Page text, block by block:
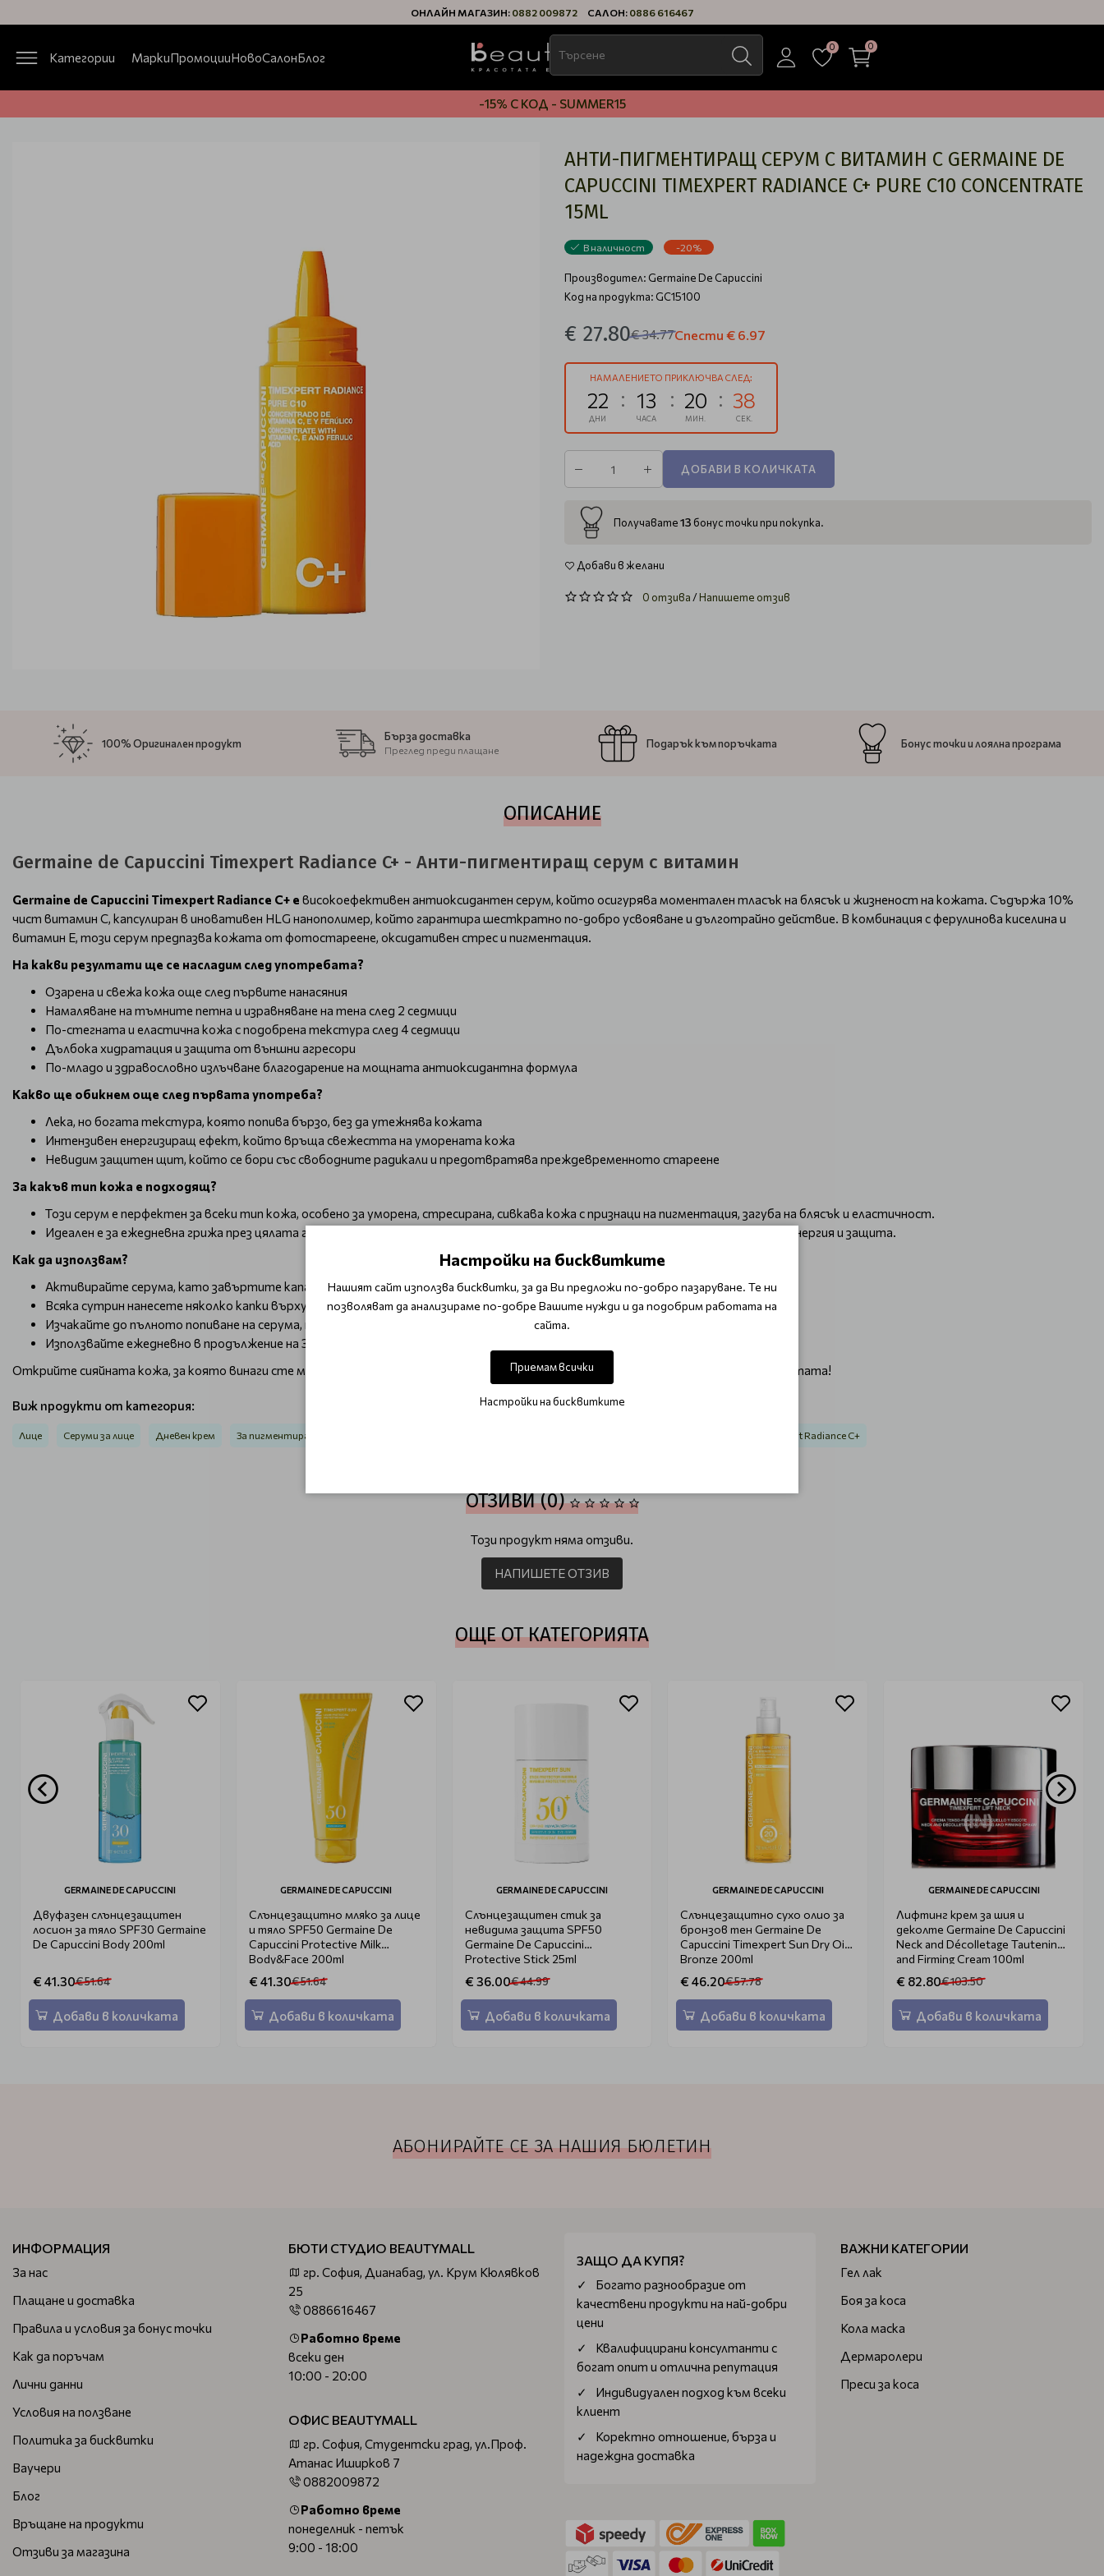
ОНЛАЙН МАГАЗИН: 0882 009872 САЛОН: 0886 616467
Категории МаркиПромоцииНовоСалонБлог
0 0
-15% С КОД - SUMMER15
АНТИ-ПИГМЕНТИРАЩ СЕРУМ С ВИТАМИН С GERMAINE DE
CAPUCCINI TIMEXPERT RADIANCE C+ PURE C10 CONCENTRATE
15ML
В наличност -20%
Производител: Germaine De Capuccini
Код на продукта: GC15100
€ 27.80€ 34.77Спести € 6.97
НАМАЛЕНИЕТО ПРИКЛЮЧВА СЛЕД:
22
ДНИ
13
ЧАСА
20
МИН.
37
СЕК.
ДОБАВИ В КОЛИЧКАТА
Получавате13 бонус точки при покупка.
Добави в желани
0 отзива/Напишете отзив
100% Оригинален продукт
Бърза доставка
Преглед преди плащане
Подарък към поръчката Бонус точки и лоялна програма
ОПИСАНИЕ
Germaine de Capuccini Timexpert Radiance C+ - Анти-пигментиращ серум с витамин
Germaine de Capuccini Timexpert Radiance C+ е високоефективен антиоксидантен серум, който осигурява моментален тласък на блясък и жизненост на кожата. Съдържа 10%
чист витамин С, капсулиран в иновативен HLG нанополимер, който гарантира шесткратно по-добро усвояване и дълготрайно действие. В комбинация с ферулинова киселина и
витамин Е, този серум предпазва кожата от фотостареене, оксидативен стрес и пигментация.
На какви резултати ще се насладим след употребата?
Озарена и свежа кожа още след първите нанасяния
Намаляване на тъмните петна и изравняване на тена след 2 седмици
По-стегната и еластична кожа с подобрена текстура след 4 седмици
Дълбока хидратация и защита от външни агресори
По-младо и здравословно излъчване благодарение на мощната антиоксидантна формула
Какво ще обикнем още след първата употреба?
Лека, но богата текстура, която попива бързо, без да утежнява кожата
Интензивен енергизиращ ефект, който връща свежестта на уморената кожа
Невидим защитен щит, който се бори със свободните радикали и предотвратява преждевременното стареене
За какъв тип кожа е подходящ?
Този серум е перфектен за всеки тип кожа, особено за уморена, стресирана, сивкава кожа с признаци на пигментация, загуба на блясък и еластичност.
Идеален е за ежедневна грижа през цялата година, както и при сезонни промени, когато кожата се нуждае от допълнителна енергия и защита.
Как да използвам?
Активирайте серума, като завъртите капачката, натиснете, за да освободите целия витамин С, и разклатете добре.
Всяка сутрин нанесете няколко капки върху почистено лице, шия и деколте.
Изчакайте до пълното попиване на серума, преди да продължите с обичайната си грижа.
Използвайте ежедневно в продължение на 30 дни за максимални резултати.
Открийте сияйната кожа, за която винаги сте мечтали, с Germaine de Capuccini Timexpert Radiance C+ – науката в служба на красотата!
Виж продукти от категория:
Лице Серуми за лице Дневен крем За пигментирана кожа Анти-пигментиращa грижа с витамин C Germaine de Capuccini Timexpert Radiance C+
ОТЗИВИ (0)
Този продукт няма отзиви.
НАПИШЕТЕ ОТЗИВ
ОЩЕ ОТ КАТЕГОРИЯТА
GERMAINE DE CAPUCCINI
Двуфазен слънцезащитен
лосион за тяло SPF30 Germaine
De Capuccini Body 200ml
€ 41.30€ 51.64
Добави в количката
GERMAINE DE CAPUCCINI
Слънцезащитно мляко за лице
и тяло SPF50 Germaine De
Capuccini Protective Milk
Body&Face 200ml
€ 41.30€ 51.64
Добави в количката
GERMAINE DE CAPUCCINI
Слънцезащитен стик за
невидима защита SPF50
Germaine De Capuccini
Protective Stick 25ml
€ 36.00€ 44.99
Добави в количката
GERMAINE DE CAPUCCINI
Слънцезащитно сухо олио за
бронзов тен Germaine De
Capuccini Timexpert Sun Dry Oil
Bronze 200ml
€ 46.20€ 57.78
Добави в количката
GERMAINE DE CAPUCCINI
Лифтинг крем за шия и
деколте Germaine De Capuccini
Neck and Décolletage Tautening
and Firming Cream 100ml
€ 82.80€ 103.50
Добави в количката
АБОНИРАЙТЕ СЕ ЗА НАШИЯ БЮЛЕТИН
ИНФОРМАЦИЯ
За нас
Плащане и доставка
Правила и условия за бонус точки
Как да поръчам
Лични данни
Условия на ползване
Политика за бисквитки
Ваучери
Блог
Връщане на продукти
Отзиви за магазина
БЮТИ СТУДИО BEAUTYMALL
гр. София, Дианабад, ул. Крум Кюлявков
25
0886616467
Работно време
всеки ден
10:00 - 20:00
ОФИС BEAUTYMALL
гр. София, Студентски град, ул.Проф.
Атанас Иширков 7
0882009872
Работно време
понеделник - петък
9:00 - 18:00
ЗАЩО ДА КУПЯ?
Богатo разнообразие от
качествени продукти на най-добри
цени
Квалифицирани консултанти с
богат опит и отлична репутация
Индивидуален подход към всеки
клиент
Коректно отношение, бърза и
надеждна доставка
ВАЖНИ КАТЕГОРИИ
Гел лак
Боя за коса
Кола маска
Дермаролери
Преси за коса
Настройки на бисквитките
Нашият сайт използва бисквитки, за да Ви предложи по-добро пазаруване. Те ни
позволяват да анализираме по-добре Вашите нужди и да подобрим работата на
сайта.
Приемам всички
Настройки на бисквитките